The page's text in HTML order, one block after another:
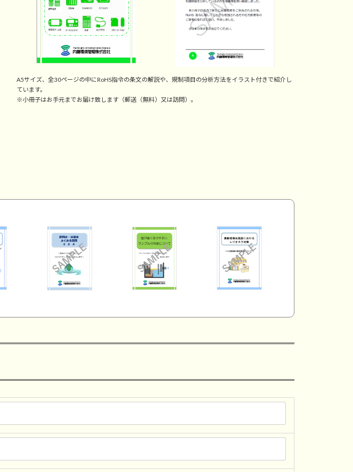
A5サイズ、全30ページの中にRoHS指令の条文の解説や、規制項目の分析方法をイラスト付きで紹介し
ています。
※小冊子はお手元までお届け致します（郵送（無料）又は訪問）。